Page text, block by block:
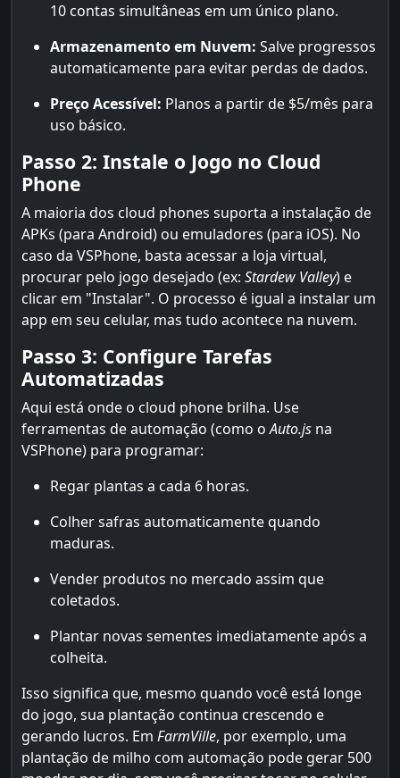
10 contas simultâneas em um único plano.
Armazenamento em Nuvem: Salve progressos
automaticamente para evitar perdas de dados.
Preço Acessível: Planos a partir de $5/mês para
uso básico.
Passo 2: Instale o Jogo no Cloud
Phone
A maioria dos cloud phones suporta a instalação de
APKs (para Android) ou emuladores (para iOS). No
caso da VSPhone, basta acessar a loja virtual,
procurar pelo jogo desejado (ex: Stardew Valley) e
clicar em "Instalar". O processo é igual a instalar um
app em seu celular, mas tudo acontece na nuvem.
Passo 3: Configure Tarefas
Automatizadas
Aqui está onde o cloud phone brilha. Use
ferramentas de automação (como oAuto.js na
VSPhone) para programar:
Regar plantas a cada 6 horas.
Colher safras automaticamente quando
maduras.
Vender produtos no mercado assim que
coletados.
Plantar novas sementes imediatamente após a
colheita.
Isso significa que, mesmo quando você está longe
do jogo, sua plantação continua crescendo e
gerando lucros. Em FarmVille, por exemplo, uma
plantação de milho com automação pode gerar 500